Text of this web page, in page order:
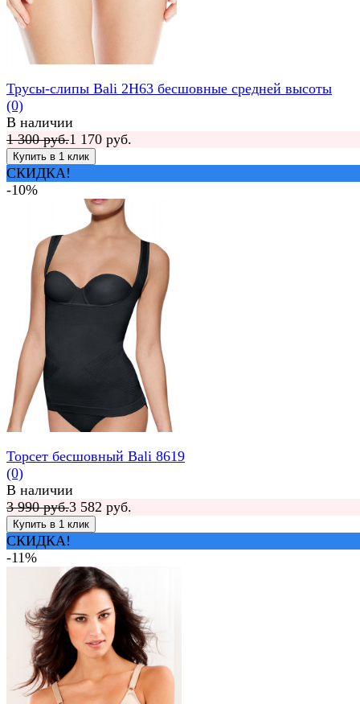
Трусы-слипы Bali 2H63 бесшовные средней высоты
(0)
В наличии
1 300 руб.1 170 руб.
СКИДКА!
-10%
Торсет бесшовный Bali 8619
(0)
В наличии
3 990 руб.3 582 руб.
СКИДКА!
-11%